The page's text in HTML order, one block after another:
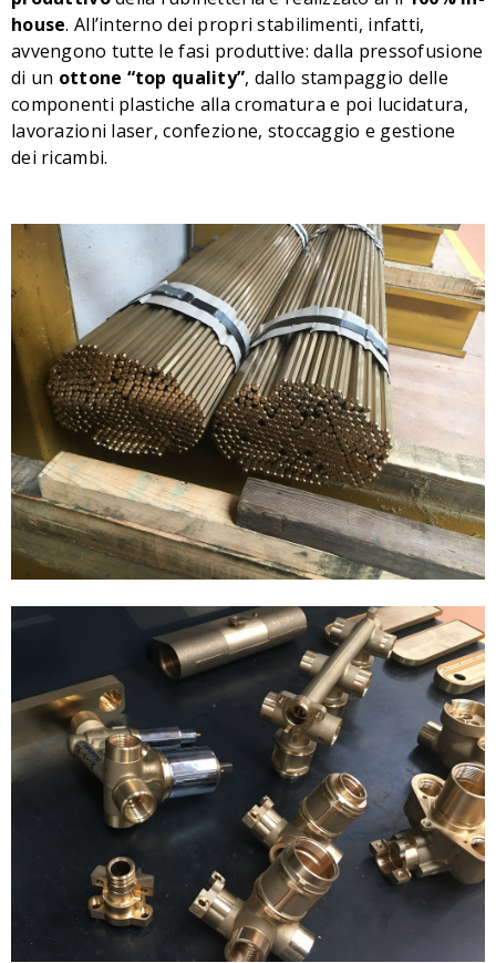
house. All’interno dei propri stabilimenti, infatti,
avvengono tutte le fasi produttive: dalla pressofusione
di un ottone “top quality”, dallo stampaggio delle
componenti plastiche alla cromatura e poi lucidatura,
lavorazioni laser, confezione, stoccaggio e gestione
dei ricambi.